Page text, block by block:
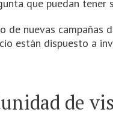
que puedan tener
de nuevas
están dispuesto a
de